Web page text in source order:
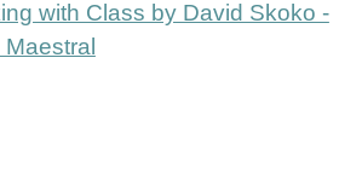
with Class by David Skoko -